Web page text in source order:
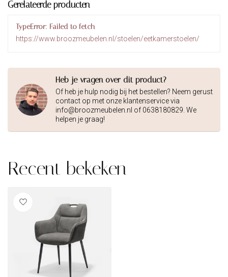
Gerelateerde producten
TypeError: Failed to fetch
https://www.broozmeubelen.nl/stoelen/eetkamerstoelen/
Heb je vragen over dit product?
Of heb je hulp nodig bij het bestellen? Neem gerust
contact op met onze klantenservice via
info@broozmeubelen.nl of 0638180829. We
helpen je graag!
Recent bekeken